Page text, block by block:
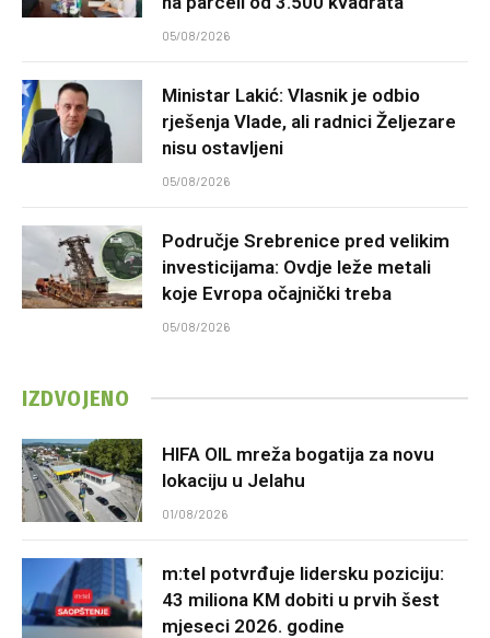
05/08/2026
Ministar Lakić: Vlasnik je odbio
rješenja Vlade, ali radnici Željezare
nisu ostavljeni
05/08/2026
Područje Srebrenice pred velikim
investicijama: Ovdje leže metali
koje Evropa očajnički treba
05/08/2026
IZDVOJENO
HIFA OIL mreža bogatija za novu
lokaciju u Jelahu
01/08/2026
m:tel potvrđuje lidersku poziciju:
43 miliona KM dobiti u prvih šest
mjeseci 2026. godine